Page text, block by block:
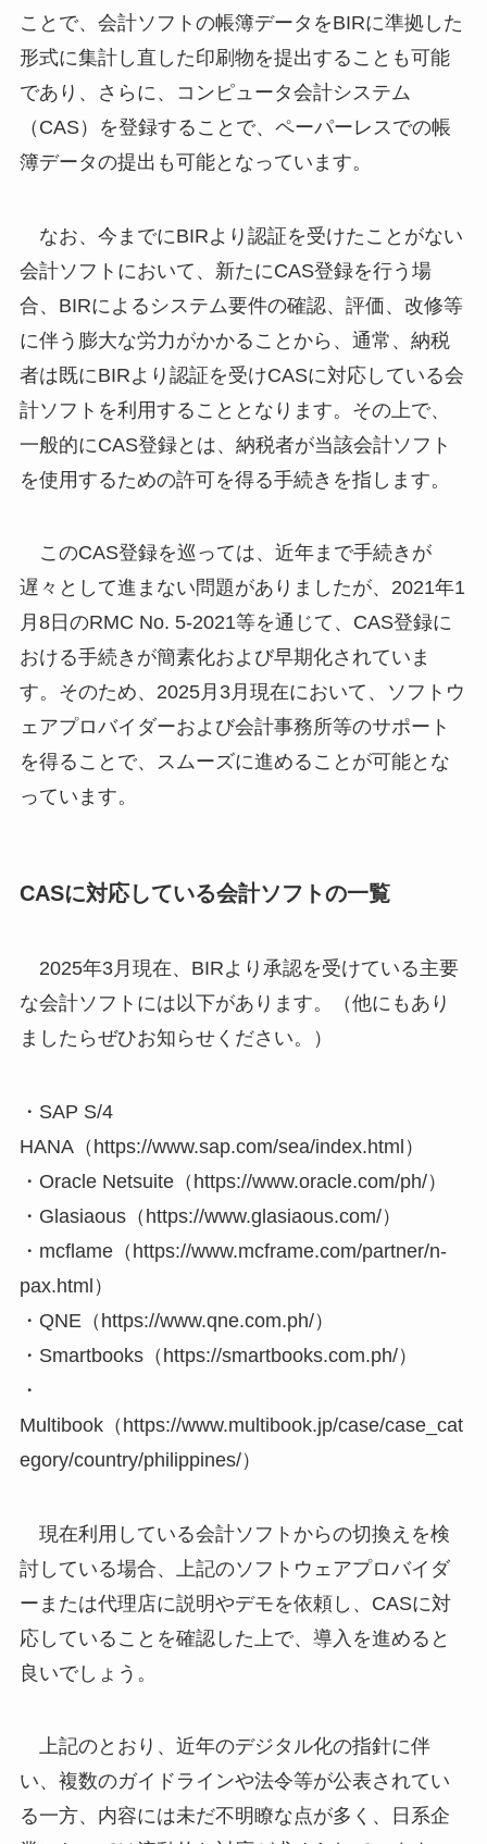
ことで、会計ソフトの帳簿データをBIRに準拠した
形式に集計し直した印刷物を提出することも可能
であり、さらに、コンピュータ会計システム
（CAS）を登録することで、ペーパーレスでの帳
簿データの提出も可能となっています。
なお、今までにBIRより認証を受けたことがない
会計ソフトにおいて、新たにCAS登録を行う場
合、BIRによるシステム要件の確認、評価、改修等
に伴う膨大な労力がかかることから、通常、納税
者は既にBIRより認証を受けCASに対応している会
計ソフトを利用することとなります。その上で、
一般的にCAS登録とは、納税者が当該会計ソフト
を使用するための許可を得る手続きを指します。
このCAS登録を巡っては、近年まで手続きが
遅々として進まない問題がありましたが、2021年1
月8日のRMC No. 5-2021等を通じて、CAS登録に
おける手続きが簡素化および早期化されていま
す。そのため、2025月3月現在において、ソフトウ
ェアプロバイダーおよび会計事務所等のサポート
を得ることで、スムーズに進めることが可能とな
っています。
CASに対応している会計ソフトの一覧
2025年3月現在、BIRより承認を受けている主要
な会計ソフトには以下があります。（他にもあり
ましたらぜひお知らせください。）
・SAP S/4
HANA（https://www.sap.com/sea/index.html）
・Oracle Netsuite（https://www.oracle.com/ph/）
・Glasiaous（https://www.glasiaous.com/）
・mcflame（https://www.mcframe.com/partner/n-
pax.html）
・QNE（https://www.qne.com.ph/）
・Smartbooks（https://smartbooks.com.ph/）
・
Multibook（https://www.multibook.jp/case/case_cat
egory/country/philippines/）
現在利用している会計ソフトからの切換えを検
討している場合、上記のソフトウェアプロバイダ
ーまたは代理店に説明やデモを依頼し、CASに対
応していることを確認した上で、導入を進めると
良いでしょう。
上記のとおり、近年のデジタル化の指針に伴
い、複数のガイドラインや法令等が公表されてい
る一方、内容には未だ不明瞭な点が多く、日系企